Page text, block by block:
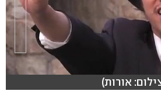
אורות)